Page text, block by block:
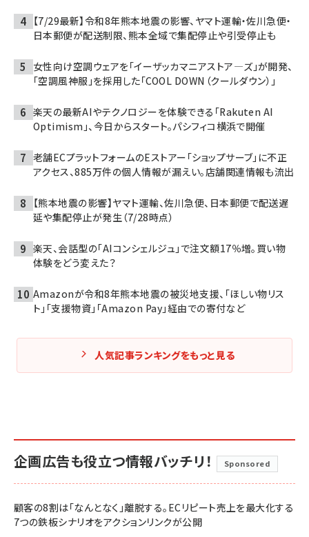
【7/29最新】令和8年熊本地震の影響、ヤマト運輸・佐川急便・
日本郵便が配送制限、熊本全域で集配停止や引受停止も
女性向け空調ウェアを「イーザッカマニアストア―ズ」が開発、
「空調風神服」を採用した「COOL DOWN（クールダウン）」
楽天の最新AIやテクノロジーを体験できる「Rakuten AI
Optimism」、今日からスタート。パシフィコ横浜で開催
老舗ECプラットフォームのEストアー「ショップサーブ」に不正
アクセス、885万件の個人情報が漏えい。店舗関連情報も流出
【熊本地震の影響】ヤマト運輸、佐川急便、日本郵便で配送遅
延や集配停止が発生（7/28時点）
楽天、会話型の「AIコンシェルジュ」で注文額17％増。買い物
体験をどう変えた？
Amazonが令和8年熊本地震の被災地支援、「ほしい物リス
ト」「支援物資」「Amazon Pay」経由での寄付など
人気記事ランキングをもっと見る
企画広告も役立つ情報バッチリ！ Sponsored
顧客の8割は「なんとなく」離脱する。ECリピート売上を最大化する
7つの鉄板シナリオをアクションリンクが公開